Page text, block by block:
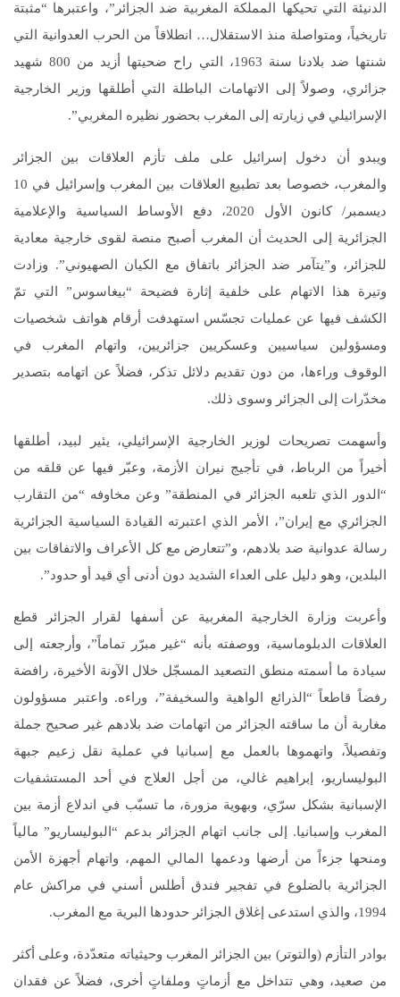
الدنيئة التي تحيكها المملكة المغربية ضد الجزائر”، واعتبرها “مثبتة
تاريخياً، ومتواصلة منذ الاستقلال… انطلاقاً من الحرب العدوانية التي
شنتها ضد بلادنا سنة 1963، التي راح ضحيتها أزيد من 800 شهيد
جزائري، وصولاً إلى الاتهامات الباطلة التي أطلقها وزير الخارجية
الإسرائيلي في زيارته إلى المغرب بحضور نظيره المغربي”.
ويبدو أن دخول إسرائيل على ملف تأزم العلاقات بين الجزائر
والمغرب، خصوصا بعد تطبيع العلاقات بين المغرب وإسرائيل في 10
ديسمبر/ كانون الأول 2020، دفع الأوساط السياسية والإعلامية
الجزائرية إلى الحديث أن المغرب أصبح منصة لقوى خارجية معادية
للجزائر، و”يتآمر ضد الجزائر باتفاق مع الكيان الصهيوني”. وزادت
وتيرة هذا الاتهام على خلفية إثارة فضيحة “بيغاسوس” التي تمّ
الكشف فيها عن عمليات تجسّس استهدفت أرقام هواتف شخصيات
ومسؤولين سياسيين وعسكريين جزائريين، واتهام المغرب في
الوقوف وراءها، من دون تقديم دلائل تذكر، فضلاً عن اتهامه بتصدير
مخدّرات إلى الجزائر وسوى ذلك.
وأسهمت تصريحات لوزير الخارجية الإسرائيلي، يئير لبيد، أطلقها
أخيراً من الرباط، في تأجيج نيران الأزمة، وعبّر فيها عن قلقه من
“الدور الذي تلعبه الجزائر في المنطقة” وعن مخاوفه “من التقارب
الجزائري مع إيران”، الأمر الذي اعتبرته القيادة السياسية الجزائرية
رسالة عدوانية ضد بلادهم، و”تتعارض مع كل الأعراف والاتفاقات بين
البلدين، وهو دليل على العداء الشديد دون أدنى أي قيد أو حدود”.
وأعربت وزارة الخارجية المغربية عن أسفها لقرار الجزائر قطع
العلاقات الدبلوماسية، ووصفته بأنه “غير مبرّر تماماً”، وأرجعته إلى
سيادة ما أسمته منطق التصعيد المسجّل خلال الآونة الأخيرة، رافضة
رفضاً قاطعاً “الذرائع الواهية والسخيفة”، وراءه. واعتبر مسؤولون
مغاربة أن ما ساقته الجزائر من اتهامات ضد بلادهم غير صحيح جملة
وتفصيلاً، واتهموها بالعمل مع إسبانيا في عملية نقل زعيم جبهة
البوليساريو، إبراهيم غالي، من أجل العلاج في أحد المستشفيات
الإسبانية بشكل سرّي، وبهوية مزورة، ما تسبّب في اندلاع أزمة بين
المغرب وإسبانيا. إلى جانب اتهام الجزائر بدعم “البوليساريو” مالياً
ومنحها جزءاً من أرضها ودعمها المالي المهم، واتهام أجهزة الأمن
الجزائرية بالضلوع في تفجير فندق أطلس أسني في مراكش عام
1994، والذي استدعى إغلاق الجزائر حدودها البرية مع المغرب.
بوادر التأزم (والتوتر) بين الجزائر المغرب وحيثياته متعدّدة، وعلى أكثر
من صعيد، وهي تتداخل مع أزماتٍ وملفاتٍ أخرى، فضلاً عن فقدان